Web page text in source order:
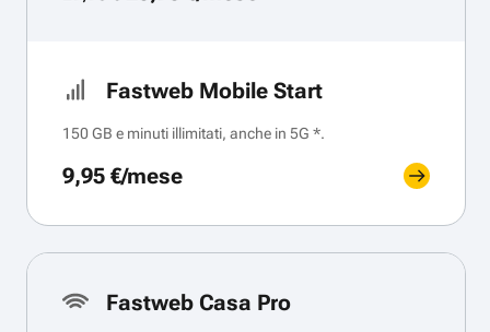
Fastweb Mobile Start
150 GB e minuti illimitati, anche in 5G *.
9,95 €/mese
Fastweb Casa Pro